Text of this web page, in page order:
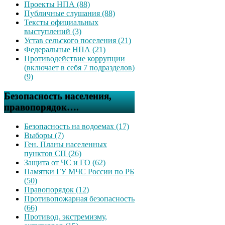
Проекты НПА (88)
Публичные слушания (88)
Тексты официальных
выступлений (3)
Устав сельского поселения (21)
Федеральные НПА (21)
Противодействие коррупции
(включает в себя 7 подразделов)
(9)
Безопасность населения,
правопорядок….
Безопасность на водоемах (17)
Выборы (7)
Ген. Планы населенных
пунктов СП (26)
Защита от ЧС и ГО (62)
Памятки ГУ МЧС России по РБ
(50)
Правопорядок (12)
Противопожарная безопасность
(66)
Противод. экстремизму,